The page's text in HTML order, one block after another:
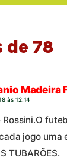
de 78
Madeira
às 12:14
Rossini.O
jogo uma
TUBARÕES.